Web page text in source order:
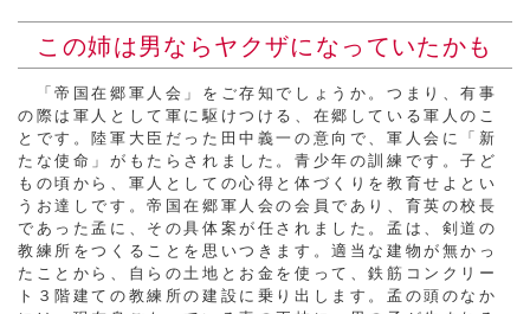
この姉は男ならヤクザになっていたかも
「帝国在郷軍人会」をご存知でしょうか。つまり、有事
の際は軍人として軍に駆けつける、在郷している軍人のこ
とです。陸軍大臣だった田中義一の意向で、軍人会に「新
たな使命」がもたらされました。青少年の訓練です。子ど
もの頃から、軍人としての心得と体づくりを教育せよとい
うお達しです。帝国在郷軍人会の会員であり、育英の校長
であった孟に、その具体案が任されました。孟は、剣道の
教練所をつくることを思いつきます。適当な建物が無かっ
たことから、自らの土地とお金を使って、鉄筋コンクリー
ト３階建ての教練所の建設に乗り出します。孟の頭のなか